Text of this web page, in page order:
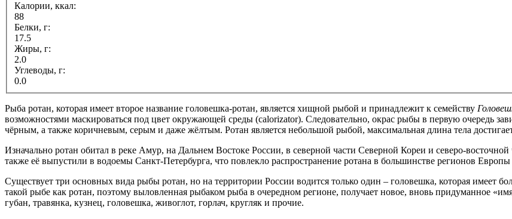
Калории, ккал:
88
Белки, г:
17.5
Жиры, г:
2.0
Углеводы, г:
0.0
Рыба ротан, которая имеет второе название головешка-ротан, является хищной рыбой и принадлежит к семейству
возможностями маскироваться под цвет окружающей среды (calorizator). Следовательно, окрас рыбы в первую очередь
чёрным, а также коричневым, серым и даже жёлтым. Ротан является небольшой рыбой, максимальная длина тела
Изначально ротан обитал в реке Амур, на Дальнем Востоке России, в северной части Северной Кореи и северо-
также её выпустили в водоемы Санкт-Петербурга, что повлекло распространение ротана в большинстве регионов
Существует три основных вида рыбы ротан, но на территории России водится только один – головешка, которая имеет
такой рыбе как ротан, поэтому выловленная рыбаком рыба в очередном регионе, получает новое, вновь придуманное
губан, травянка, кузнец, головешка, живоглот, горлач, кругляк и прочие.